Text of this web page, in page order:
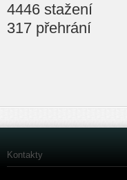
4446 stažení
317 přehrání
Kontakty